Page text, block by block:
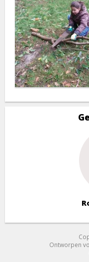
Ontworpen